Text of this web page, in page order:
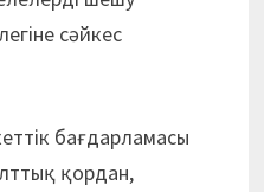
сәйкес
бағдарламасы
қордан,